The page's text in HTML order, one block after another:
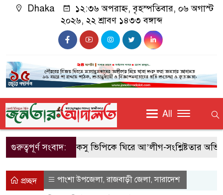
Dhaka
১২:৩৬ অপরাহ্ন, বৃহস্পতিবার, ০৬ অগাস্ট
২০২৬, ২২ শ্রাবণ ১৪৩৩ বঙ্গাব্দ
All
গুরুত্বপূর্ণ সংবাদ:জাকসু ভিপিকে ঘিরে আ’লীগ-সংশ্লিষ্টতার
প্রচ্ছদ পাংশা উপজেলা,রাজবাড়ী জেলা,সারাদেশ